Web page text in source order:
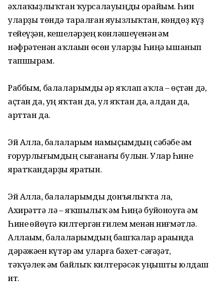
әхлаҡһыҙлыҡтан ҡурсалауыңды һорайым. Һин
уларҙы төндә таралған яуызлыҡтан, көндөҙ күҙ
тейеүҙән, кешеләрҙең көнләшеүенән һәм
нәфрәтенән һаҡлаһын өсөн уларҙы Һиңә ышанып
тапшырам.
Раббым, балаларымды һәр яҡлап һаҡла – өҫтән дә,
аҫтан да, уң яҡтан да, һул яҡтан да, алдан да,
арттан да.
Эй Аллаһ, балаларым намыҫымдың сәбәбе һәм
ғорурлығымдың сығанағы булһын. Улар Һине
яратҡандарҙы яратһын.
Эй Аллаһ, балаларымды донъялыҡта ла,
Ахирәттә лә – яҡшылыҡ һәм Һиңә буйһоноуға һәм
Һине һөйөүгә килтергән ғилем менән ниғмәтлә.
Аллаһым, балаларымдың башҡалар араһында
дәрәжәһен күтәр һәм уларға бәхет-сәғәҙәт,
тәҡүәлек һәм байлыҡ килтерәсәк уңышты юлдаш
ит.